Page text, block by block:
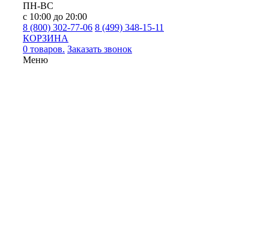
ПН-ВС
с 10:00 до 20:00
8 (800) 302-77-06 8 (499) 348-15-11
КОРЗИНА
0 товаров. Заказать звонок
Меню